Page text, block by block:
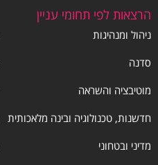
הרצאות לפי תחומי עניין
ניהול ומנהיגות
סדנה
מוטיבציה והשראה
חדשנות, טכנולוגיה ובינה מלאכותית
מדיני ובטחוני